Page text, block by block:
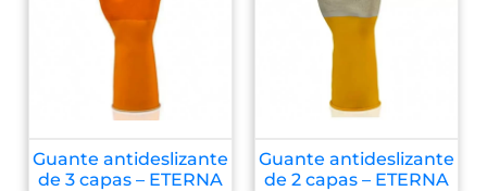
Guante antideslizante
de 3 capas – ETERNA
Guante antideslizante
de 2 capas – ETERNA